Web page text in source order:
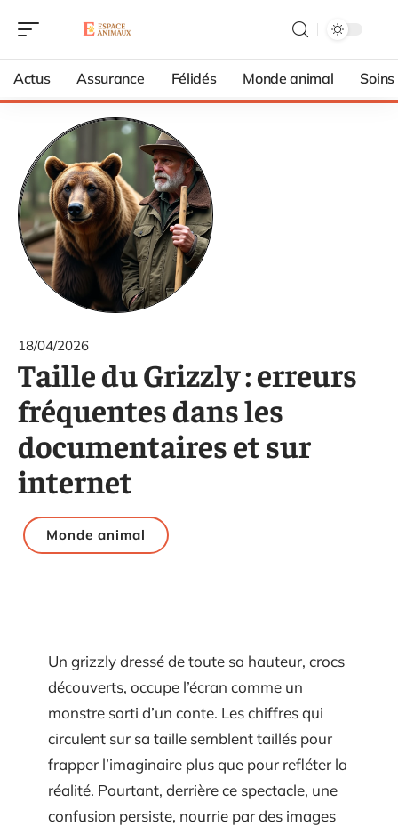
Actus Assurance Félidés Monde animal Soins
18/04/2026
Taille du Grizzly : erreurs
fréquentes dans les
documentaires et sur
internet
Monde animal
Un grizzly dressé de toute sa hauteur, crocs
découverts, occupe l’écran comme un
monstre sorti d’un conte. Les chiffres qui
circulent sur sa taille semblent taillés pour
frapper l’imaginaire plus que pour refléter la
réalité. Pourtant, derrière ce spectacle, une
confusion persiste, nourrie par des images